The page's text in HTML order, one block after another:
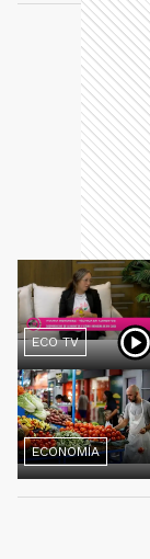
ECO TV
ECONOMÍA